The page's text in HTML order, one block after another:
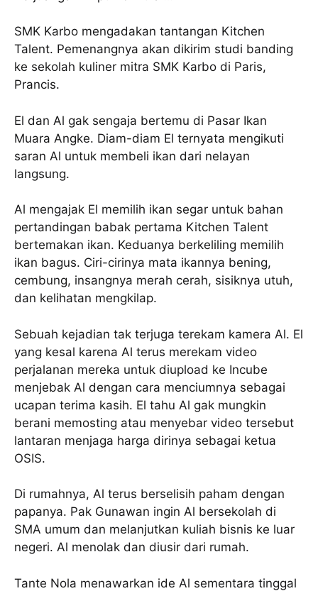
SMK Karbo mengadakan tantangan Kitchen
Talent. Pemenangnya akan dikirim studi banding
ke sekolah kuliner mitra SMK Karbo di Paris,
Prancis.
El dan Al gak sengaja bertemu di Pasar Ikan
Muara Angke. Diam-diam El ternyata mengikuti
saran Al untuk membeli ikan dari nelayan
langsung.
Al mengajak El memilih ikan segar untuk bahan
pertandingan babak pertama Kitchen Talent
bertemakan ikan. Keduanya berkeliling memilih
ikan bagus. Ciri-cirinya mata ikannya bening,
cembung, insangnya merah cerah, sisiknya utuh,
dan kelihatan mengkilap.
Sebuah kejadian tak terjuga terekam kamera Al. El
yang kesal karena Al terus merekam video
perjalanan mereka untuk diupload ke Incube
menjebak Al dengan cara menciumnya sebagai
ucapan terima kasih. El tahu Al gak mungkin
berani memosting atau menyebar video tersebut
lantaran menjaga harga dirinya sebagai ketua
OSIS.
Di rumahnya, Al terus berselisih paham dengan
papanya. Pak Gunawan ingin Al bersekolah di
SMA umum dan melanjutkan kuliah bisnis ke luar
negeri. Al menolak dan diusir dari rumah.
Tante Nola menawarkan ide Al sementara tinggal